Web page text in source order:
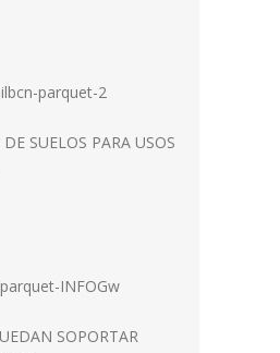
SUELOS PARA USOS
SOPORTAR